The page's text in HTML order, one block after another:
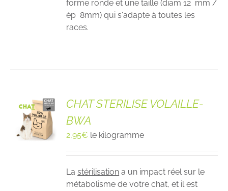
forme ronde et une taille (diam 12 mm /
ép 8mm) qui s'adapte à toutes les
races.
CHAT STERILISE VOLAILLE-
BWA
2,95€ le kilogramme
Lastérilisation a un impact réel sur le
métabolisme de votre chat, et il est